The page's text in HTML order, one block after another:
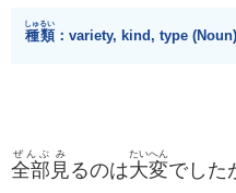
種類
しゅるい
：variety, kind, type (Noun)
全部
ぜんぶ
見
み
るのは大変
たいへん
でした